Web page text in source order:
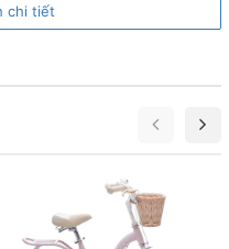
chi tiết